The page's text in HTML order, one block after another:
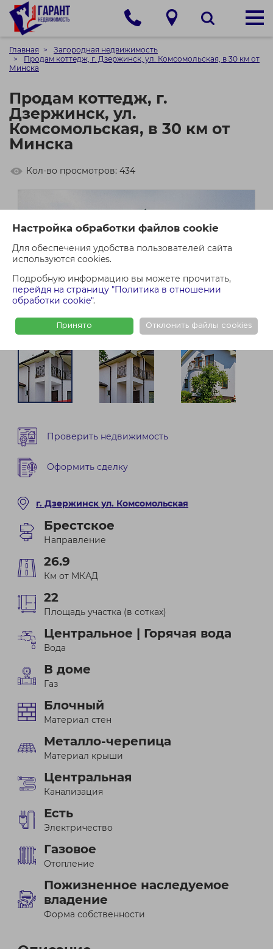
Настройка обработки файлов cookie
Для обеспечения удобства пользователей сайта
используются cookies.
Подробную информацию вы можете прочитать,
перейдя на страницу "Политика в отношении
обработки cookie".
Принято Отклонить файлы cookies
Главная
Загородная недвижимость
Продам коттедж, г. Дзержинск, ул. Комсомольская, в 30 км от
Минска
Продам коттедж, г.
Дзержинск, ул.
Комсомольская, в 30 км от
Минска
Кол-во просмотров: 434
Проверить недвижимость
Оформить сделку
г. Дзержинск ул. Комсомольская
Брестское
Направление
26.9
Км от МКАД
22
Площадь участка (в сотках)
Центральное | Горячая вода
Вода
В доме
Газ
Блочный
Материал стен
Металло-черепица
Материал крыши
Центральная
Канализация
Есть
Электричество
Газовое
Отопление
Пожизненное наследуемое
владение
Форма собственности